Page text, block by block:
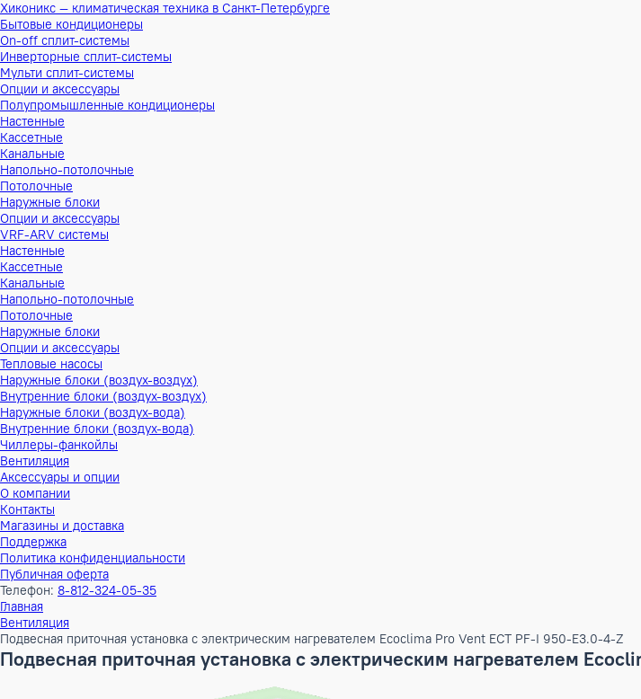
Хиконикс — климатическая техника в Санкт-Петербурге
Бытовые кондиционеры
On-off сплит-системы
Инверторные сплит-системы
Мульти сплит-системы
Опции и аксессуары
Полупромышленные кондиционеры
Настенные
Кассетные
Канальные
Напольно-потолочные
Потолочные
Наружные блоки
Опции и аксессуары
VRF-ARV системы
Настенные
Кассетные
Канальные
Напольно-потолочные
Потолочные
Наружные блоки
Опции и аксессуары
Тепловые насосы
Наружные блоки (воздух-воздух)
Внутренние блоки (воздух-воздух)
Наружные блоки (воздух-вода)
Внутренние блоки (воздух-вода)
Чиллеры-фанкойлы
Вентиляция
Аксессуары и опции
О компании
Контакты
Магазины и доставка
Поддержка
Политика конфиденциальности
Публичная оферта
Телефон:8-812-324-05-35
Главная